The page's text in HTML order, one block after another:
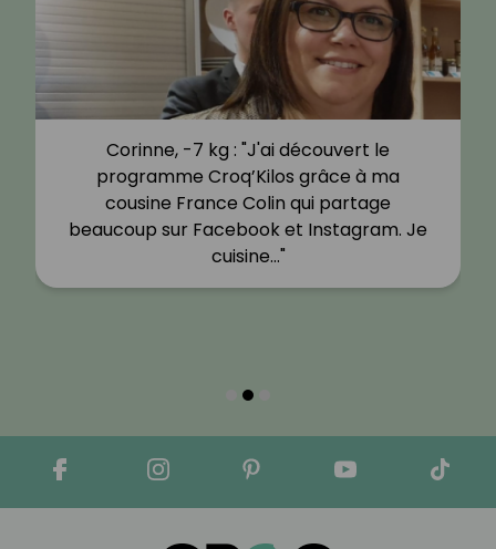
Corinne, -7 kg : "J'ai découvert le
programme Croq’Kilos grâce à ma
cousine France Colin qui partage
beaucoup sur Facebook et Instagram. Je
cuisine…"